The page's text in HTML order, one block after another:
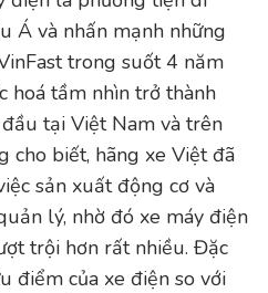
Á và nhấn mạnh những
trong suốt 4 năm
hoá tầm nhìn trở thành
tại Việt Nam và trên
cho biết, hãng xe Việt đã
sản xuất động cơ và
lý, nhờ đó xe máy điện
trội hơn rất nhiều. Đặc
điểm của xe điện so với